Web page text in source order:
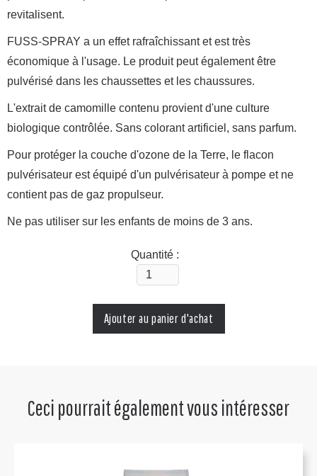
revitalisent.
FUSS-SPRAY a un effet rafraîchissant et est très
économique à l'usage. Le produit peut également être
pulvérisé dans les chaussettes et les chaussures.
L'extrait de camomille contenu provient d'une culture
biologique contrôlée. Sans colorant artificiel, sans parfum.
Pour protéger la couche d'ozone de la Terre, le flacon
pulvérisateur est équipé d'un pulvérisateur à pompe et ne
contient pas de gaz propulseur.
Ne pas utiliser sur les enfants de moins de 3 ans.
Quantité :
Ceci pourrait également vous intéresser